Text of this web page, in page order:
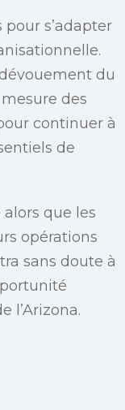
s’adapter
du
des
continuer à
de
que les
opérations
sans doute à
l’Arizona.